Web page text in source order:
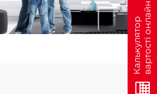
К
а
л
ь
к
у
л
я
т
о
р
в
а
р
т
о
с
т
і
о
н
л
а
йн